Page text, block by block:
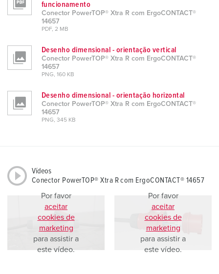
funcionamento
Conector PowerTOP® Xtra R com ErgoCONTACT®
14657
PDF, 2 MB
Desenho dimensional - orientação vertical
Conector PowerTOP® Xtra R com ErgoCONTACT®
14657
PNG, 160 KB
Desenho dimensional - orientação horizontal
Conector PowerTOP® Xtra R com ErgoCONTACT®
14657
PNG, 345 KB
Vídeos
Conector PowerTOP® Xtra R com ErgoCONTACT® 14657
Por favor
aceitar
cookies de
marketing
para assistir a
este vídeo.
Por favor
aceitar
cookies de
marketing
para assistir a
este vídeo.